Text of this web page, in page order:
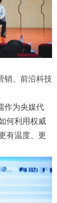
销、前沿科技
作为央媒代
何利用权威
有温度、更